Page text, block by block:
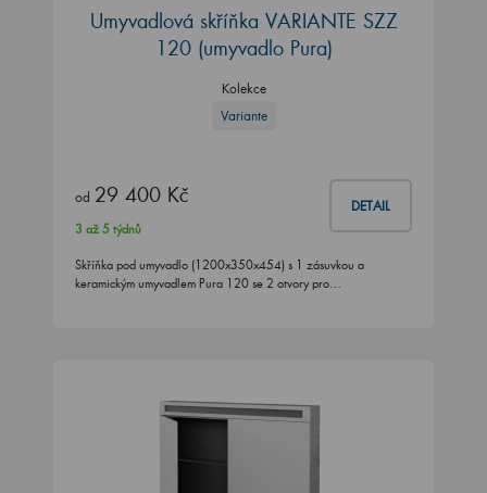
Umyvadlová skříňka VARIANTE SZZ
120 (umyvadlo Pura)
Kolekce
Variante
od 29 400 Kč DETAIL
3 až 5 týdnů
Skříňka pod umyvadlo (1200x350x454) s 1 zásuvkou a
keramickým umyvadlem Pura 120 se 2 otvory pro…